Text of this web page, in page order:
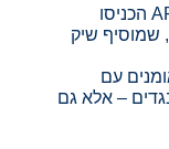
סינר קנבס מאוד איכותי עם כיס APQ001 הכניסו
שמוסיף שיק
עם
– אלא גם